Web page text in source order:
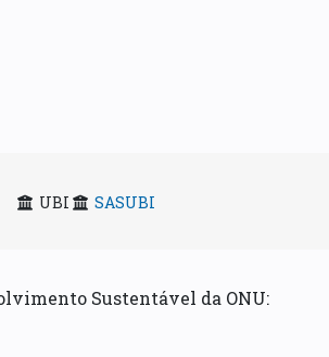
UBI SASUBI
Sustentável da ONU: